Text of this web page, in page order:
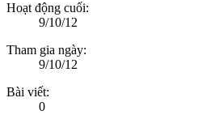
Hoạt động cuối:
9/10/12
Tham gia ngày:
9/10/12
Bài viết:
0